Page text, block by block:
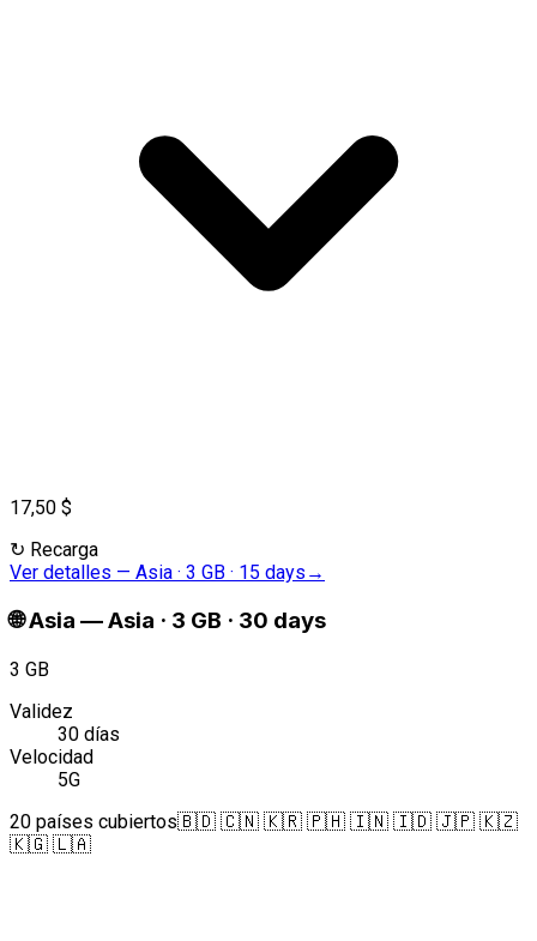
17,50 $
↻ Recarga
Ver detalles — Asia · 3 GB · 15 days →
🌐Asia —Asia · 3 GB · 30 days
3 GB
Validez
30 días
Velocidad
5G
20 países cubiertos🇧🇩 🇨🇳 🇰🇷 🇵🇭 🇮🇳 🇮🇩 🇯🇵 🇰🇿
🇰🇬 🇱🇦